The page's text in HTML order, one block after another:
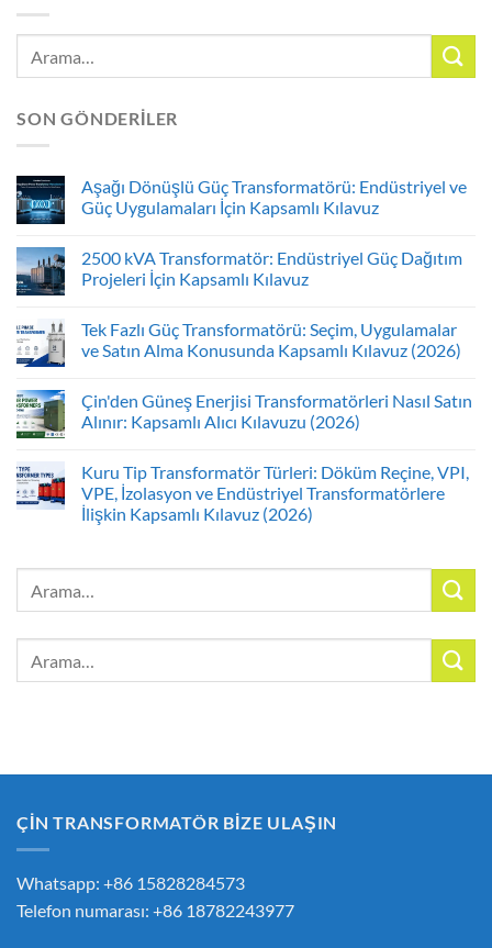
SON GÖNDERILER
Aşağı Dönüşlü Güç Transformatörü: Endüstriyel ve
Güç Uygulamaları İçin Kapsamlı Kılavuz
2500 kVA Transformatör: Endüstriyel Güç Dağıtım
Projeleri İçin Kapsamlı Kılavuz
Tek Fazlı Güç Transformatörü: Seçim, Uygulamalar
ve Satın Alma Konusunda Kapsamlı Kılavuz (2026)
Çin'den Güneş Enerjisi Transformatörleri Nasıl Satın
Alınır: Kapsamlı Alıcı Kılavuzu (2026)
Kuru Tip Transformatör Türleri: Döküm Reçine, VPI,
VPE, İzolasyon ve Endüstriyel Transformatörlere
İlişkin Kapsamlı Kılavuz (2026)
ÇİN TRANSFORMATÖR BİZE ULAŞIN
Whatsapp: +86 15828284573
Telefon numarası: +86 18782243977